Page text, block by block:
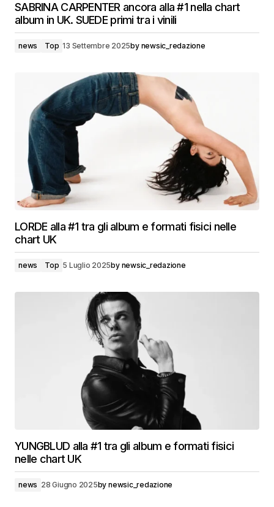
SABRINA CARPENTER ancora alla #1 nella chart
album in UK. SUEDE primi tra i vinili
news Top 13 Settembre 2025by newsic_redazione
LORDE alla #1 tra gli album e formati fisici nelle
chart UK
news Top 5 Luglio 2025by newsic_redazione
YUNGBLUD alla #1 tra gli album e formati fisici
nelle chart UK
news 28 Giugno 2025by newsic_redazione